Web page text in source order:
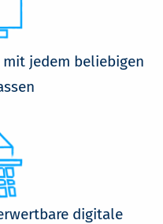
jedem beliebigen
digitale